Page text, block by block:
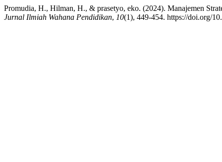
Promudia, H., Hilman, H., & prasetyo, eko. (2024). Manajemen
Jurnal Ilmiah Wahana Pendidikan, 10(1), 449-454. https://doi.org/